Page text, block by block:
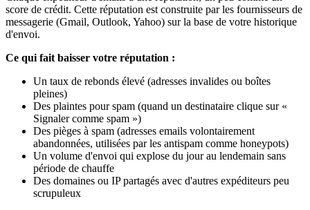
score de crédit. Cette réputation est construite par les fournisseurs de
messagerie (Gmail, Outlook, Yahoo) sur la base de votre historique
d'envoi.
Ce qui fait baisser votre réputation :
Un taux de rebonds élevé (adresses invalides ou boîtes
pleines)
Des plaintes pour spam (quand un destinataire clique sur «
Signaler comme spam »)
Des pièges à spam (adresses emails volontairement
abandonnées, utilisées par les antispam comme honeypots)
Un volume d'envoi qui explose du jour au lendemain sans
période de chauffe
Des domaines ou IP partagés avec d'autres expéditeurs peu
scrupuleux